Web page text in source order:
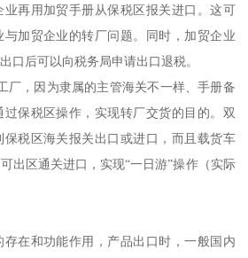
再用加贸手册从保税区报关进口。这可
与加贸企业的转厂问题。同时，加贸企业
口后可以向税务局申请出口退税。
厂，因为隶属的主管海关不一样、手册备
保税区操作，实现转厂交货的目的。双
税区海关报关出口或进口，而且载货车
出区通关进口，实现“一日游”操作（实际
在和功能作用，产品出口时，一般国内